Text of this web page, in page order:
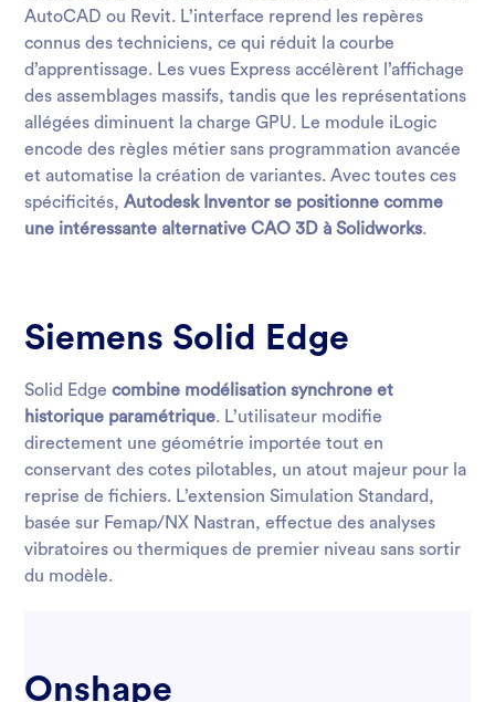
AutoCAD ou Revit. L’interface reprend les repères
connus des techniciens, ce qui réduit la courbe
d’apprentissage. Les vues Express accélèrent l’affichage
des assemblages massifs, tandis que les représentations
allégées diminuent la charge GPU. Le module iLogic
encode des règles métier sans programmation avancée
et automatise la création de variantes. Avec toutes ces
spécificités,Autodesk Inventor se positionne comme
une intéressante alternative CAO 3D à Solidworks.
Siemens Solid Edge
Solid Edgecombine modélisation synchrone et
historique paramétrique. L’utilisateur modifie
directement une géométrie importée tout en
conservant des cotes pilotables, un atout majeur pour la
reprise de fichiers. L’extension Simulation Standard,
basée sur Femap/NX Nastran, effectue des analyses
vibratoires ou thermiques de premier niveau sans sortir
du modèle.
Onshape